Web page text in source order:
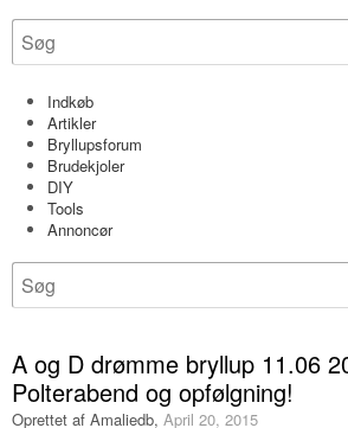
Indkøb
Artikler
Bryllupsforum
Brudekjoler
DIY
Tools
Annoncør
A og D drømme bryllup 11.06
Polterabend og opfølgning!
Oprettet af Amaliedb, April 20, 2015